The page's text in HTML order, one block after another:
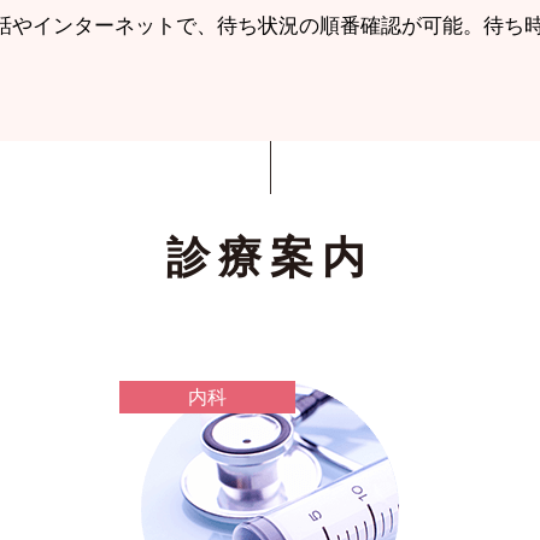
やインターネットで、待ち状況の順番確認が可能。待ち
診療案内
内科